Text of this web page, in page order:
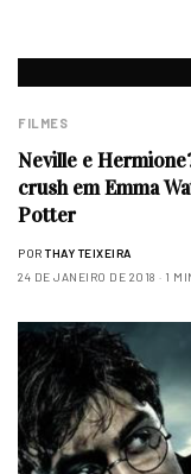
FILMES
Neville e
crush em Emma
Potter
POR THAY TEIXEIRA
24 DE JANEIRO DE 2018
1